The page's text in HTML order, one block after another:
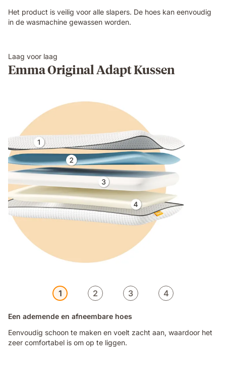
Het product is veilig voor alle slapers. De hoes kan eenvoudig
in de wasmachine gewassen worden.
Laag voor laag
Emma Original Adapt Kussen
1 2 3 4
Een ademende en afneembare hoes
Eenvoudig schoon te maken en voelt zacht aan, waardoor het
zeer comfortabel is om op te liggen.